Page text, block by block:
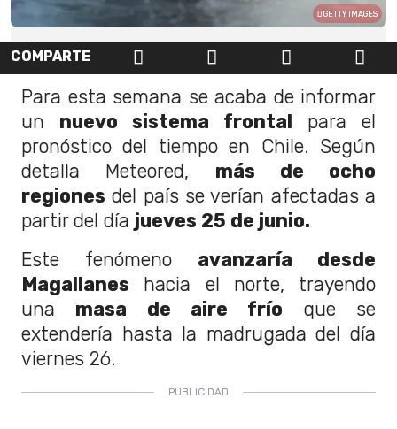
GETTY IMAGES
COMPARTE
Para esta semana se acaba de informar
un nuevo sistema frontal para el
pronóstico del tiempo en Chile. Según
detalla Meteored, más de ocho
regiones del país se verían afectadas a
partir del día jueves 25 de junio.
Este fenómeno avanzaría desde
Magallanes hacia el norte, trayendo
una masa de aire frío que se
extendería hasta la madrugada del día
viernes 26.